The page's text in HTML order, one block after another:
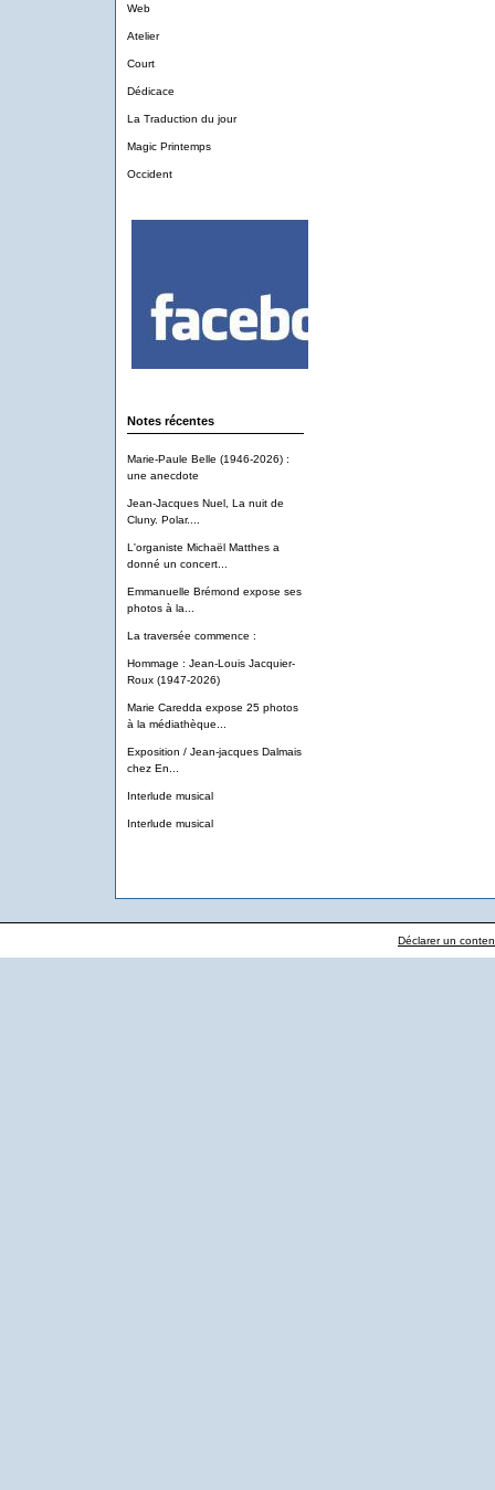
Web
Atelier
Court
Dédicace
La Traduction du jour
Magic Printemps
Occident
Notes récentes
Marie-Paule Belle (1946-2026) :
une anecdote
Jean-Jacques Nuel, La nuit de
Cluny. Polar....
L'organiste Michaël Matthes a
donné un concert...
Emmanuelle Brémond expose ses
photos à la...
La traversée commence :
Hommage : Jean-Louis Jacquier-
Roux (1947-2026)
Marie Caredda expose 25 photos
à la médiathèque...
Exposition / Jean-jacques Dalmais
chez En...
Interlude musical
Interlude musical
Déclarer un